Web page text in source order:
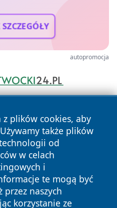
autopromocja
z plików cookies, aby
także plików
od
w celach
i
te mogą być
naszych
korzystanie ze
Wszystkie prawa zastrzeżone.
Polityka